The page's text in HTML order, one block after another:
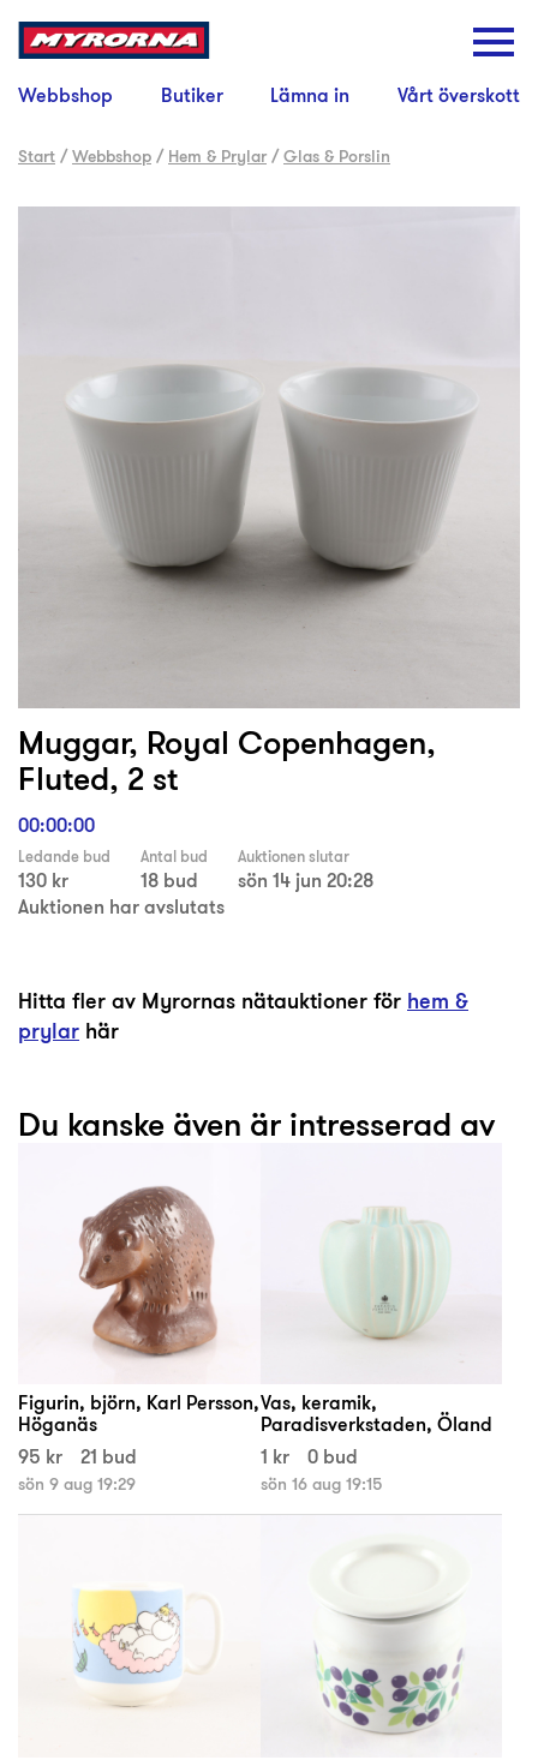
Webbshop Butiker Lämna in Vårt överskott
Start /Webbshop / Hem & Prylar /Glas & Porslin
Muggar, Royal Copenhagen,
Fluted, 2 st
00:00:00
Ledande bud
130 kr
Antal bud
18 bud
Auktionen slutar
sön 14 jun 20:28
Auktionen har avslutats
Hitta fler av Myrornas nätauktioner för hem &
prylar här
Du kanske även är intresserad av
Figurin, björn, Karl Persson,
Höganäs
95 kr
21 bud
sön 9 aug 19:29
Vas, keramik,
Paradisverkstaden, Öland
1 kr
0 bud
sön 16 aug 19:15